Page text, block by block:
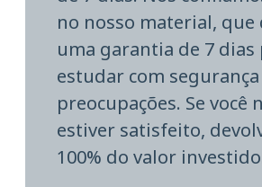
no nosso material, que
uma garantia de 7 dias
estudar com segurança
preocupações. Se você
estiver satisfeito,
100% do valor